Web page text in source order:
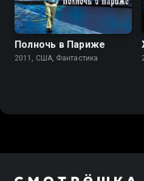
Полночь в Париже
2011, США, Фантастика